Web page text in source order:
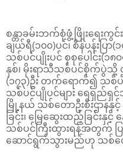
စန္တာခမ်းဘက်စုံဖွံ့ဖြိုးရေးကွင်
ချယ်ရီ(၁၀၀)ပင်၊ စိန်ပန်းပြ
သစ်ပင်ပျိုးပင် စုစုပေါင်း(၁
နှစ်၊ မိုးရာသီသစ်ပင်စိုက်ပွဲသို့ ဌ
(၁၇၃)ဦး တက်ရောက်၍ သစ်ပ
သစ်ပင်ပျိုပင်များ ရေရှည်ရှ
မြို့နယ် သစ်တောဦးစီးဌာနနှင့်
ခြင်း၊ မြေဆွေးထည့်ခြင်းနှ
သစ်ပင်ကြီးထွားရန်အတွက် ပြု
ဆောင်ရွက်သွားမည်ဟု သစ်တ